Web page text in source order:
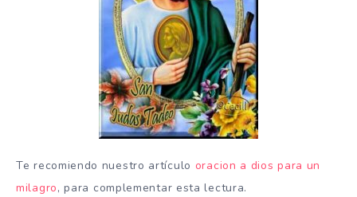
Te recomiendo nuestro artículo oracion a dios para un
milagro, para complementar esta lectura.